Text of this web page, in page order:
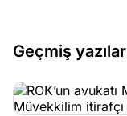
Geçmiş yazılar